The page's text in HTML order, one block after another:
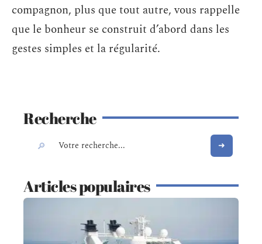
compagnon, plus que tout autre, vous rappelle
que le bonheur se construit d’abord dans les
gestes simples et la régularité.
Recherche
Articles populaires